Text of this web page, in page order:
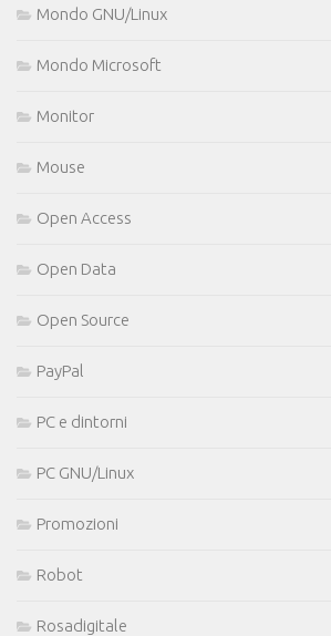
Mondo GNU/Linux
Mondo Microsoft
Monitor
Mouse
Open Access
Open Data
Open Source
PayPal
PC e dintorni
PC GNU/Linux
Promozioni
Robot
Rosadigitale